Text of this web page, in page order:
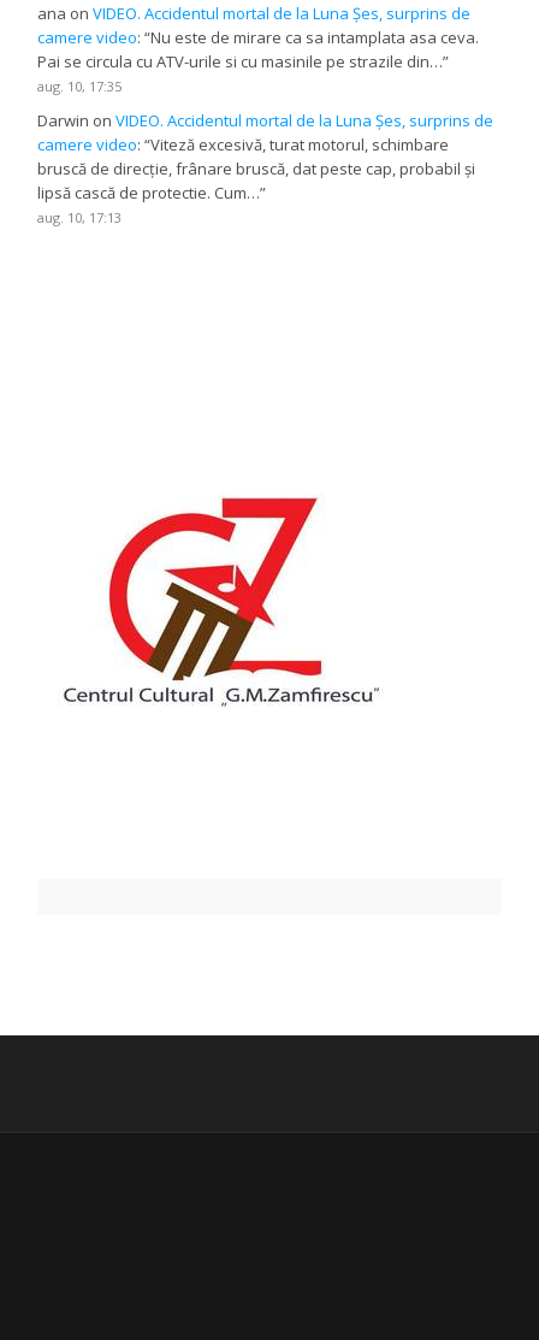
ana onVIDEO. Accidentul mortal de la Luna Șes, surprins de
camere video: “Nu este de mirare ca sa intamplata asa ceva.
Pai se circula cu ATV-urile si cu masinile pe strazile din…”
aug. 10, 17:35
Darwin onVIDEO. Accidentul mortal de la Luna Șes, surprins de
camere video: “Viteză excesivă, turat motorul, schimbare
bruscă de direcție, frânare bruscă, dat peste cap, probabil și
lipsă cască de protectie. Cum…”
aug. 10, 17:13